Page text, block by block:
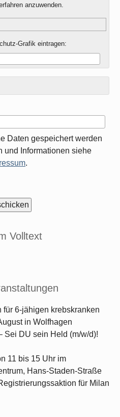
anzuwenden.
Grafik eintragen:
Daten gespeichert werden
und Informationen siehe
.
Volltext
6-jähigen krebskranken
in Wolfhagen
Sei DU sein Held (m/w/d)!
11 bis 15 Uhr im
Hans-Staden-Straße
für Milan